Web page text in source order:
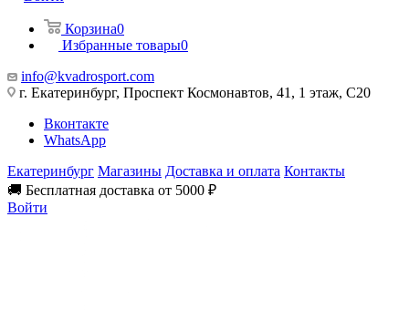
Корзина0
Избранные товары0
info@kvadrosport.com
г. Екатеринбург, Проспект Космонавтов, 41, 1 этаж, С20
Вконтакте
WhatsApp
Екатеринбург Магазины Доставка и оплата Контакты
🚚 Бесплатная доставка от 5000 ₽
Войти